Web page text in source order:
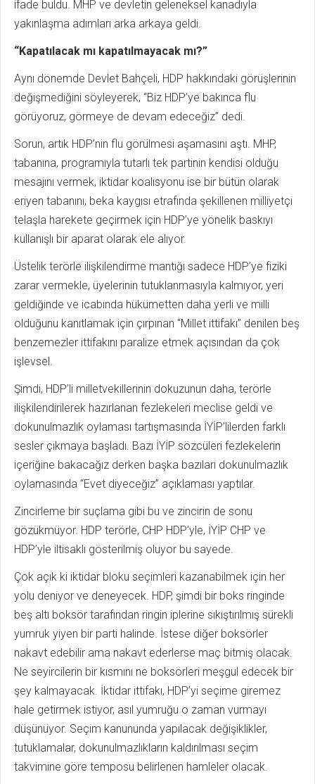
ifade buldu. MHP ve devletin geleneksel kanadıyla
yakınlaşma adımları arka arkaya geldi.
“Kapatılacak mı kapatılmayacak mı?”
Aynı dönemde Devlet Bahçeli, HDP hakkındaki görüşlerinin
değişmediğini söyleyerek, “Biz HDP’ye bakınca flu
görüyoruz, görmeye de devam edeceğiz” dedi.
Sorun, artık HDP’nin flu görülmesi aşamasını aştı. MHP,
tabanına, programıyla tutarlı tek partinin kendisi olduğu
mesajını vermek, iktidar koalisyonu ise bir bütün olarak
eriyen tabanını, beka kaygısı etrafında şekillenen milliyetçi
telaşla harekete geçirmek için HDP’ye yönelik baskıyı
kullanışlı bir aparat olarak ele alıyor.
Üstelik terörle ilişkilendirme mantığı sadece HDP’ye fiziki
zarar vermekle, üyelerinin tutuklanmasıyla kalmıyor, yeri
geldiğinde ve icabında hükümetten daha yerli ve milli
olduğunu kanıtlamak için çırpınan “Millet ittifakı” denilen beş
benzemezler ittifakını paralize etmek açısından da çok
işlevsel.
Şimdi, HDP’li milletvekillerinin dokuzunun daha, terörle
ilişkilendirilerek hazırlanan fezlekeleri meclise geldi ve
dokunulmazlık oylaması tartışmasında İYİP’lilerden farklı
sesler çıkmaya başladı. Bazı İYİP sözcüleri fezlekelerin
içeriğine bakacağız derken başka bazıları dokunulmazlık
oylamasında “Evet diyeceğiz” açıklaması yaptılar.
Zincirleme bir suçlama gibi bu ve zincirin de sonu
gözükmüyor. HDP terörle, CHP HDP’yle, İYİP CHP ve
HDP’yle iltisaklı gösterilmiş oluyor bu sayede.
Çok açık ki iktidar bloku seçimleri kazanabilmek için her
yolu deniyor ve deneyecek. HDP, şimdi bir boks ringinde
beş altı boksör tarafından ringin iplerine sıkıştırılmış sürekli
yumruk yiyen bir parti halinde. İstese diğer boksörler
nakavt edebilir ama nakavt ederlerse maç bitmiş olacak.
Ne seyircilerin bir kısmını ne boksörleri meşgul edecek bir
şey kalmayacak. İktidar ittifakı, HDP’yi seçime giremez
hale getirmek istiyor, asıl yumruğu o zaman vurmayı
düşünüyor. Seçim kanununda yapılacak değişiklikler,
tutuklamalar, dokunulmazlıkların kaldırılması seçim
takvimine göre temposu belirlenen hamleler olacak.